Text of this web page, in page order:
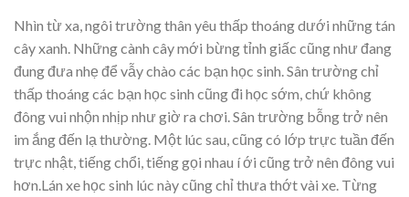
Nhìn từ xa, ngôi trường thân yêu thấp thoáng dưới những tán
cây xanh. Những cành cây mới bừng tỉnh giấc cũng như đang
đung đưa nhẹ để vẫy chào các bạn học sinh. Sân trường chỉ
thấp thoáng các bạn học sinh cũng đi học sớm, chứ không
đông vui nhộn nhịp như giờ ra chơi. Sân trường bỗng trở nên
im ắng đến lạ thường. Một lúc sau, cũng có lớp trực tuần đến
trực nhật, tiếng chổi, tiếng gọi nhau í ới cũng trở nên đông vui
hơn.Lán xe học sinh lúc này cũng chỉ thưa thớt vài xe. Từng